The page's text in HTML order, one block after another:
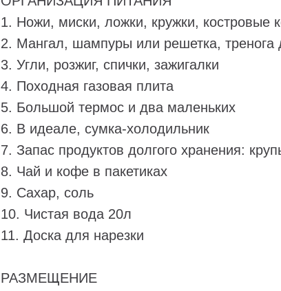
1. Ножи, миски, ложки, кружки, костровые
2. Мангал, шампуры или решетка, тренога
3. Угли, розжиг, спички, зажигалки
4. Походная газовая плита
5. Большой термос и два маленьких
6. В идеале, сумка-холодильник
7. Запас продуктов долгого хранения:
8. Чай и кофе в пакетиках
9. Сахар, соль
10. Чистая вода 20л
11. Доска для нарезки
РАЗМЕЩЕНИЕ